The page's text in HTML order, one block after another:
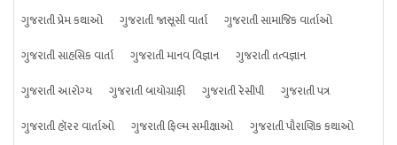
ગુજરાતી પ્રેમ કથાઓ
ગુજરાતી જાસૂસી વાર્તા
ગુજરાતી સામાજિક વાર્તાઓ
ગુજરાતી સાહસિક વાર્તા
ગુજરાતી માનવ વિજ્ઞાન
ગુજરાતી તત્વજ્ઞાન
ગુજરાતી આરોગ્ય
ગુજરાતી બાયોગ્રાફી ગુજરાતી રેસીપી
ગુજરાતી પત્ર
ગુજરાતી હૉરર વાર્તાઓ
ગુજરાતી ફિલ્મ સમીક્ષાઓ
ગુજરાતી પૌરાણિક કથાઓ